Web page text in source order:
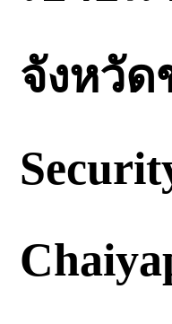
จังหวัด